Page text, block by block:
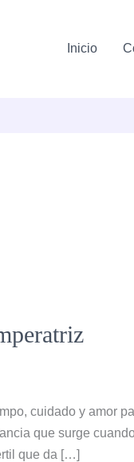
Inicio
cuidado y amor
que surge
que da […]